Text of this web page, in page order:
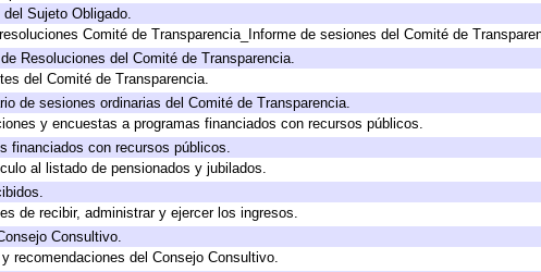
Sujeto Obligado.
Comité de Transparencia_Informe de sesiones del Comité de
Resoluciones del Comité de Transparencia.
del Comité de Transparencia.
de sesiones ordinarias del Comité de Transparencia.
y encuestas a programas financiados con recursos públicos.
financiados con recursos públicos.
al listado de pensionados y jubilados.
de recibir, administrar y ejercer los ingresos.
Consultivo.
recomendaciones del Consejo Consultivo.